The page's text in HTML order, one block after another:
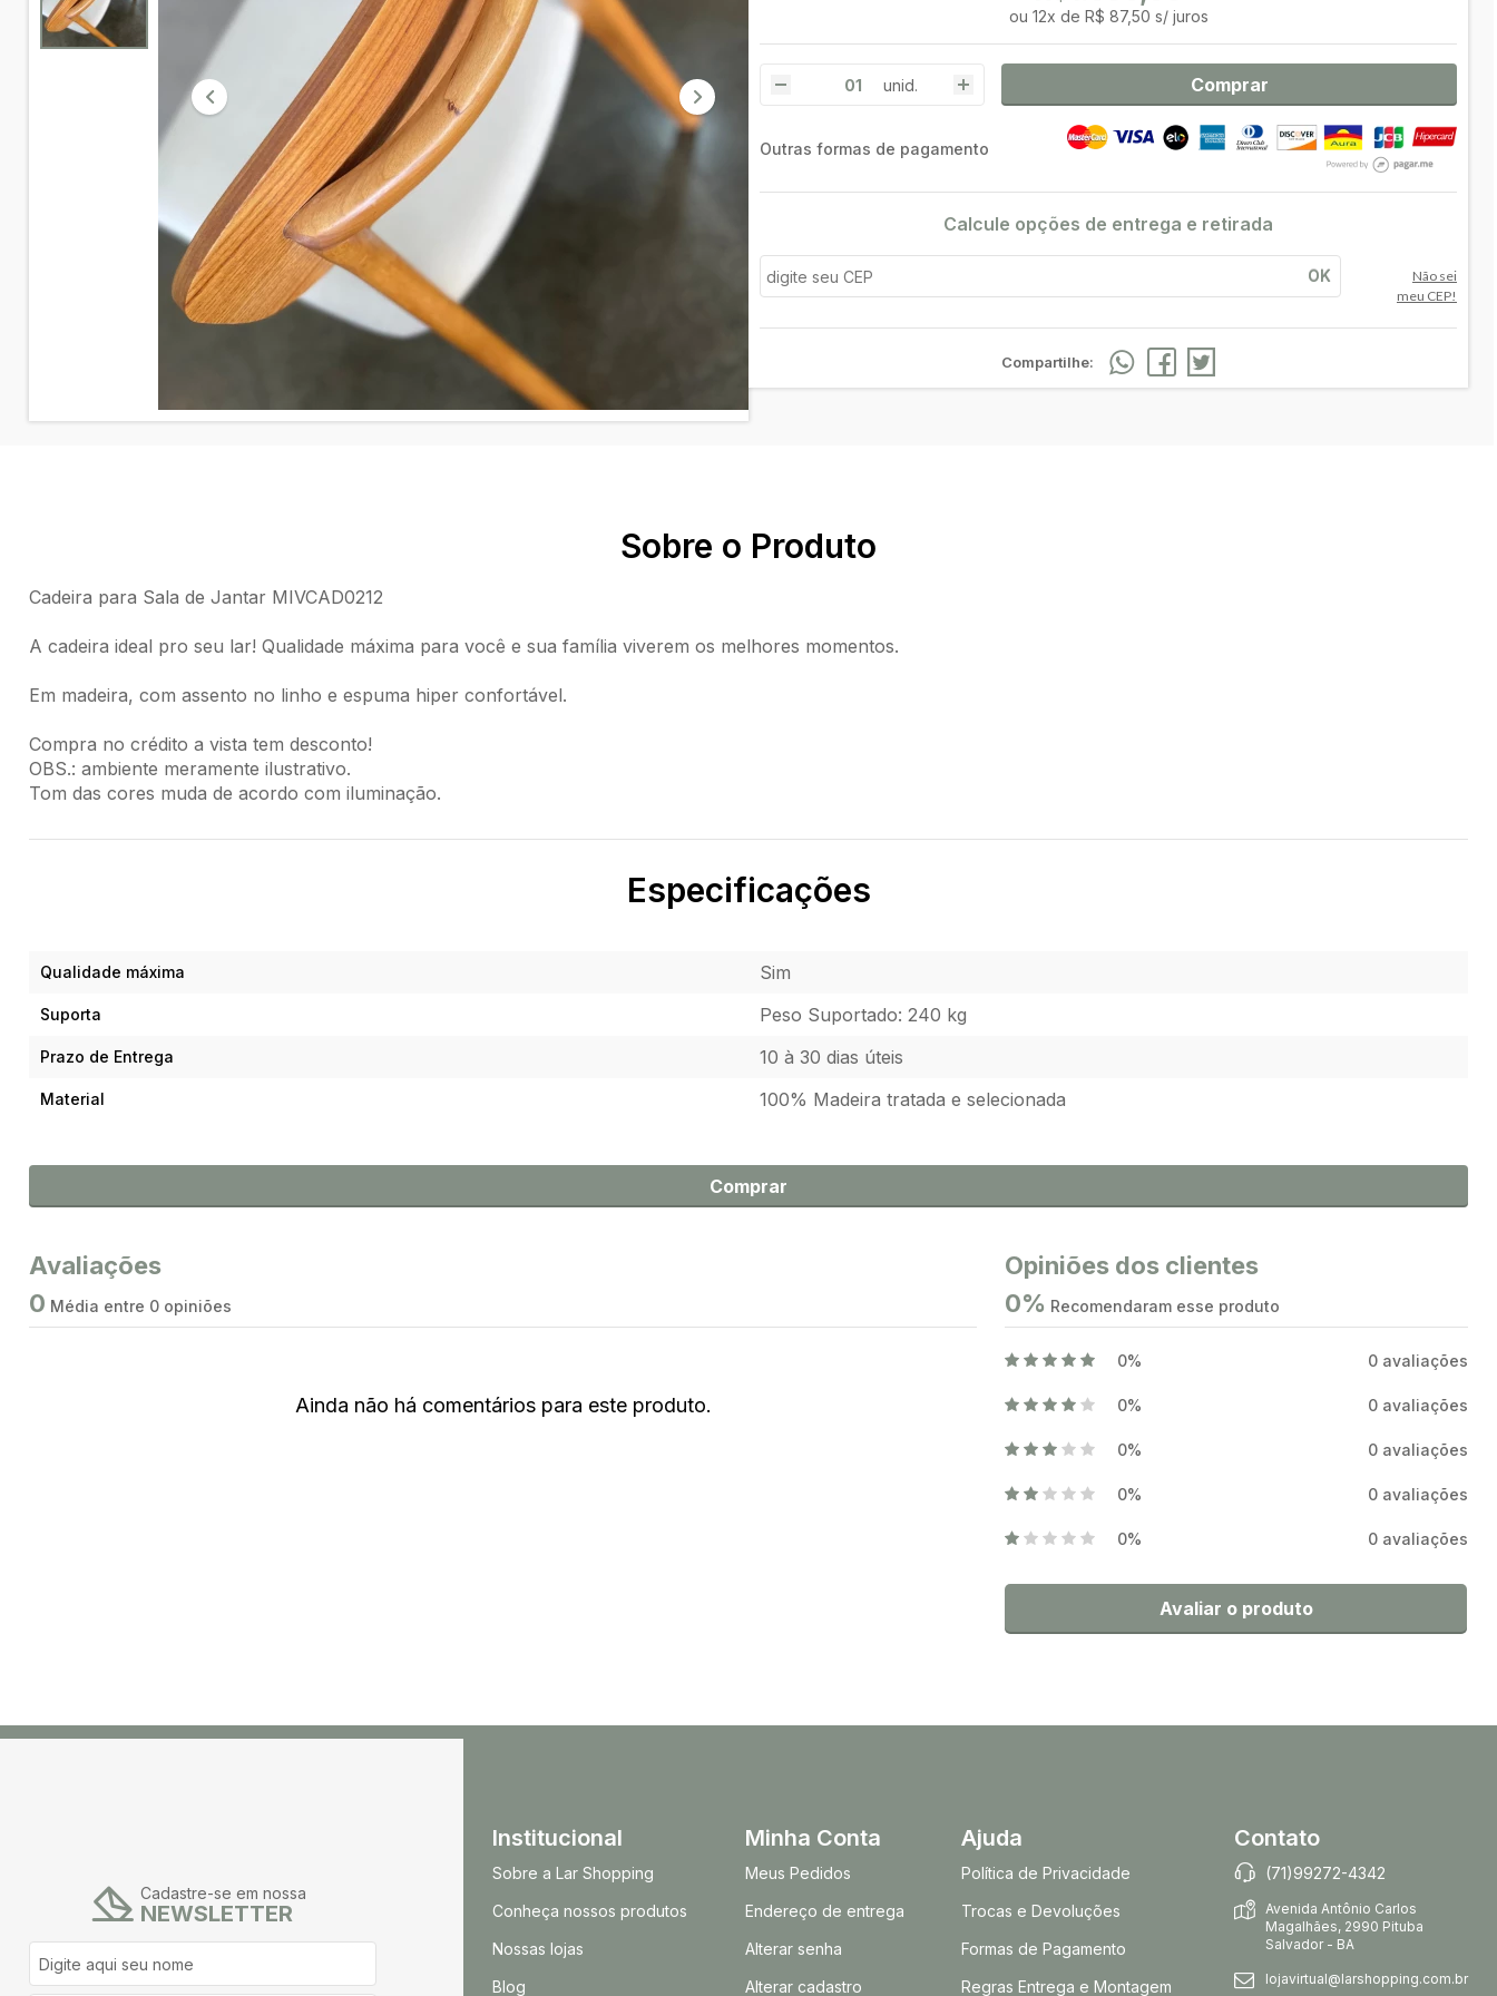
ou 12x de R$ 87,50 s/ juros
unid. Comprar
Outras formas de pagamento
Calcule opções de entrega e retirada
OK
Não sei
meu CEP!
Compartilhe:
Sobre o Produto
Cadeira para Sala de Jantar MIVCAD0212
A cadeira ideal pro seu lar! Qualidade máxima para você e sua família viverem os melhores momentos.
Em madeira, com assento no linho e espuma hiper confortável.
Compra no crédito a vista tem desconto!
OBS.: ambiente meramente ilustrativo.
Tom das cores muda de acordo com iluminação.
Especificações
Qualidade máxima Sim
Suporta Peso Suportado: 240 kg
Prazo de Entrega 10 à 30 dias úteis
Material 100% Madeira tratada e selecionada
Comprar
Avaliações
0 Média entre 0 opiniões
Ainda não há comentários para este produto.
Opiniões dos clientes
0% Recomendaram esse produto
0% 0 avaliações
0% 0 avaliações
0% 0 avaliações
0% 0 avaliações
0% 0 avaliações
Avaliar o produto
Cadastre-se em nossa
NEWSLETTER
Institucional
Sobre a Lar Shopping
Conheça nossos produtos
Nossas lojas
Blog
Minha Conta
Meus Pedidos
Endereço de entrega
Alterar senha
Alterar cadastro
Ajuda
Política de Privacidade
Trocas e Devoluções
Formas de Pagamento
Regras Entrega e Montagem
Contato
(71)99272-4342
Avenida Antônio Carlos
Magalhães, 2990 Pituba
Salvador - BA
lojavirtual@larshopping.com.br